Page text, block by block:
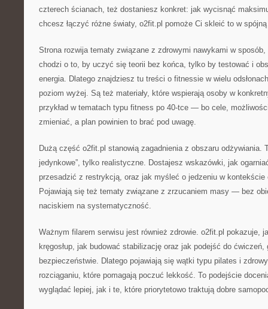
czterech ścianach, też dostaniesz konkret: jak wycisnąć
chcesz łączyć różne światy, o2fit.pl pomoże Ci skleić to w spójną
Strona rozwija tematy związane z zdrowymi nawykami w sposób,
chodzi o to, by uczyć się teorii bez końca, tylko by testować i
energia. Dlatego znajdziesz tu treści o fitnessie w wielu
poziom wyżej. Są też materiały, które wspierają osoby w
przykład w tematach typu fitness po 40-tce — bo cele,
zmieniać, a plan powinien to brać pod uwagę.
Dużą część o2fit.pl stanowią zagadnienia z obszaru odżywiania.
jedynkowe”, tylko realistyczne. Dostajesz wskazówki, jak
przesadzić z restrykcją, oraz jak myśleć o jedzeniu w kontekście
Pojawiają się też tematy związane z zrzucaniem masy — bez
naciskiem na systematyczność.
Ważnym filarem serwisu jest również zdrowie. o2fit.pl pokazuje,
kręgosłup, jak budować stabilizację oraz jak podejść do
bezpieczeństwie. Dlatego pojawiają się wątki typu pilates i
rozciąganiu, które pomagają poczuć lekkość. To podejście
wyglądać lepiej, jak i te, które priorytetowo traktują dobre